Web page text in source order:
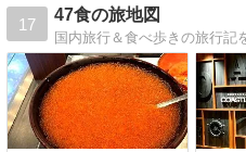
17
47食の旅地図
国内旅行＆食べ歩きの旅行記